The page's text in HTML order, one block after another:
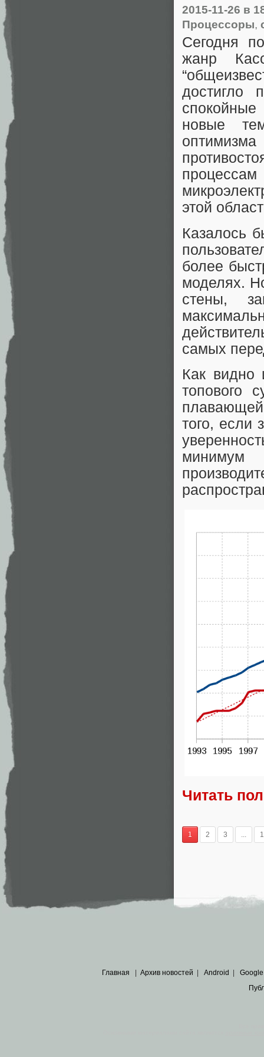
2015-11-26 в
Процессоры,
Сегодня
жанр
достигло
новые
этой
Казалось
более
моделях.
стены,
самых
Как видно
топового
того, если
минимум
Читать
1 2 3 ...
Главная Архив новостей Android Google